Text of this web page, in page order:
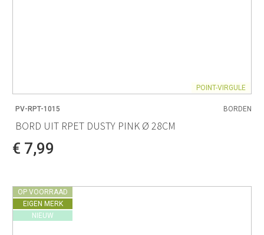
POINT-VIRGULE
PV-RPT-1015 BORDEN
BORD UIT RPET DUSTY PINK Ø 28CM
€ 7,99
OP VOORRAAD
EIGEN MERK
NIEUW